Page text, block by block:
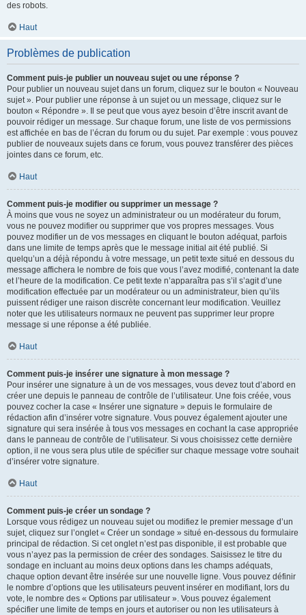
des robots.
Haut
Problèmes de publication
Comment puis-je publier un nouveau sujet ou une réponse ?
Pour publier un nouveau sujet dans un forum, cliquez sur le bouton « Nouveau
sujet ». Pour publier une réponse à un sujet ou un message, cliquez sur le
bouton « Répondre ». Il se peut que vous ayez besoin d’être inscrit avant de
pouvoir rédiger un message. Sur chaque forum, une liste de vos permissions
est affichée en bas de l’écran du forum ou du sujet. Par exemple : vous pouvez
publier de nouveaux sujets dans ce forum, vous pouvez transférer des pièces
jointes dans ce forum, etc.
Haut
Comment puis-je modifier ou supprimer un message ?
À moins que vous ne soyez un administrateur ou un modérateur du forum,
vous ne pouvez modifier ou supprimer que vos propres messages. Vous
pouvez modifier un de vos messages en cliquant le bouton adéquat, parfois
dans une limite de temps après que le message initial ait été publié. Si
quelqu’un a déjà répondu à votre message, un petit texte situé en dessous du
message affichera le nombre de fois que vous l’avez modifié, contenant la date
et l’heure de la modification. Ce petit texte n’apparaîtra pas s’il s’agit d’une
modification effectuée par un modérateur ou un administrateur, bien qu’ils
puissent rédiger une raison discrète concernant leur modification. Veuillez
noter que les utilisateurs normaux ne peuvent pas supprimer leur propre
message si une réponse a été publiée.
Haut
Comment puis-je insérer une signature à mon message ?
Pour insérer une signature à un de vos messages, vous devez tout d’abord en
créer une depuis le panneau de contrôle de l’utilisateur. Une fois créée, vous
pouvez cocher la case « Insérer une signature » depuis le formulaire de
rédaction afin d’insérer votre signature. Vous pouvez également ajouter une
signature qui sera insérée à tous vos messages en cochant la case appropriée
dans le panneau de contrôle de l’utilisateur. Si vous choisissez cette dernière
option, il ne vous sera plus utile de spécifier sur chaque message votre souhait
d’insérer votre signature.
Haut
Comment puis-je créer un sondage ?
Lorsque vous rédigez un nouveau sujet ou modifiez le premier message d’un
sujet, cliquez sur l’onglet « Créer un sondage » situé en-dessous du formulaire
principal de rédaction. Si cet onglet n’est pas disponible, il est probable que
vous n’ayez pas la permission de créer des sondages. Saisissez le titre du
sondage en incluant au moins deux options dans les champs adéquats,
chaque option devant être insérée sur une nouvelle ligne. Vous pouvez définir
le nombre d’options que les utilisateurs peuvent insérer en modifiant, lors du
vote, le nombre des « Options par utilisateur ». Vous pouvez également
spécifier une limite de temps en jours et autoriser ou non les utilisateurs à